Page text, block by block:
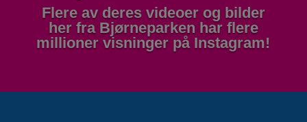
Flere av deres videoer og bilder
her fra Bjørneparken har flere
millioner visninger på Instagram!